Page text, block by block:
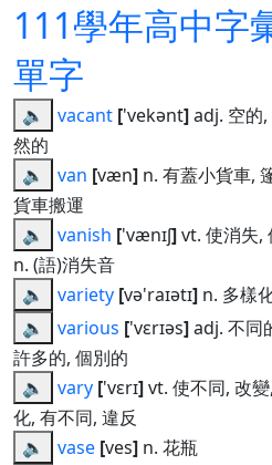
111學年高中字
單字
🔈 vacant ['vekənt]adj. 空的
然的
🔈
van [væn] n. 有蓋小貨車,
貨車搬運
🔈
vanish ['vænɪʃ]vt. 使消失,
n. (語)消失音
🔈
variety [və'raɪətɪ] n. 多樣
🔈
various ['vɛrɪəs]adj. 不同
許多的, 個別的
🔈
vary ['vɛrɪ]vt. 使不同, 改
化, 有不同, 違反
🔈
vase [ves] n. 花瓶